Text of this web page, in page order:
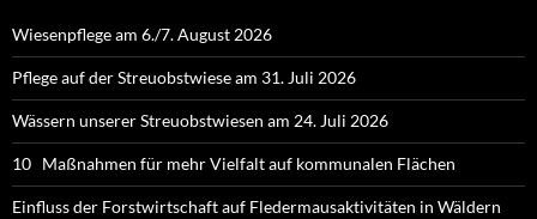
Wiesenpflege am 6./7. August 2026
Pflege auf der Streuobstwiese am 31. Juli 2026
Wässern unserer Streuobstwiesen am 24. Juli 2026
10 Maßnahmen für mehr Vielfalt auf kommunalen Flächen
Einfluss der Forstwirtschaft auf Fledermausaktivitäten in Wäldern